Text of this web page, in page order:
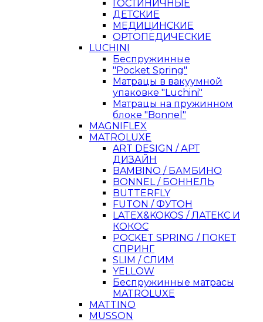
ГОСТИНИЧНЫЕ
ДЕТСКИЕ
МЕДИЦИНСКИЕ
ОРТОПЕДИЧЕСКИЕ
LUCHINI
Беспружинные
"Pocket Spring"
Матрацы в вакуумной
упаковке "Luchini"
Матрацы на пружинном
блоке "Bonnel"
MAGNIFLEX
MATROLUXE
ART DESIGN / АРТ
ДИЗАЙН
BAMBINO / БАМБИНО
BONNEL / БОННЕЛЬ
BUTTERFLY
FUTON / ФУТОН
LATEX&KOKOS / ЛАТЕКС И
КОКОС
POCKET SPRING / ПОКЕТ
СПРИНГ
SLIM / СЛИМ
YELLOW
Беспружинные матрасы
MATROLUXE
MATTINO
MUSSON